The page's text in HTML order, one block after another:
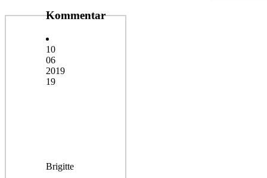
Kommentar
10
06
2019
19
Brigitte